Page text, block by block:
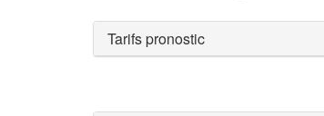
Tarifs pronostic